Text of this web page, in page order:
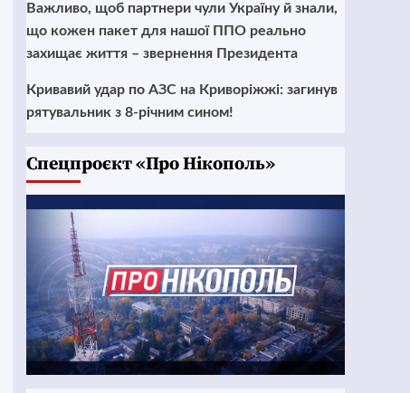
Важливо, щоб партнери чули Україну й знали,
що кожен пакет для нашої ППО реально
захищає життя – звернення Президента
Кривавий удар по АЗС на Криворіжжі: загинув
рятувальник з 8-річним сином!
Cпецпроєкт «Про Нікополь»